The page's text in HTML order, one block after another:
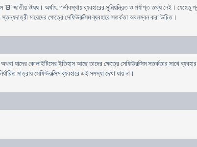
'B' জাতীয় ঔষধ। অর্থাৎ, গর্ভাবস্থায় ব্যবহারের সুনিয়ন্ত্রিত ও পর্যাপ্ত তথ্য নেই। যেহেতু
মায়েদের ক্ষেত্রে সেফিউরক্সিম ব্যবহারে সতর্কতা অবলম্বন করা উচিত।
যাদের কোলাইটিসের ইতিহাস আছে তাদের ক্ষেত্রে সেফিউরক্সিম সতর্কতার সাথে
মাত্রায় সেফিউরক্সিম ব্যবহারে এই সমস্যা দেখা যায় না।